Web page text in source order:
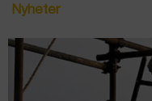
Nyheter